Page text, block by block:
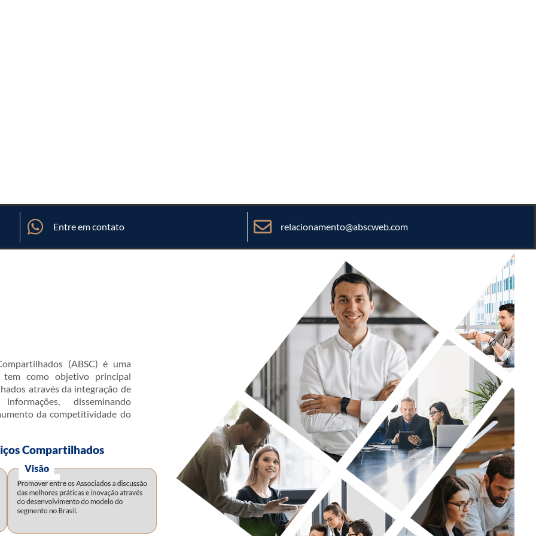
Entre em contato relacionamento@abscweb.com
(ABSC) é uma
tem como objetivo principal
através da integração de
disseminando
da competitividade do
Compartilhados